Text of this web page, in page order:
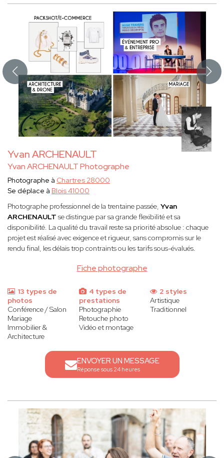
Yvan ARCHENAULT
Yvan ARCHENAULT Photographe
Fiche photographe
Photographe à Chartres 28000
Se déplace à Blois 41000
Photographe professionnel de la trentaine passée, Yvan
ARCHENAULT se distingue par sa grande flexibilité et sa
disponibilité. La qualité du travail reste sa priorité absolue : chaque
projet est réalisé avec exigence et rigueur, sans compromis sur le
rendu final, les délais trop contraints ou les tarifs sous-évalués.
13 types de
photos
Conférence / Salon
Mariage
Immobilier &
Architecture
4 types de
prestations
Photographie
Retouche photo
Vidéo et montage
2 styles
Artistique
Traditionnel
ENVOYER UN MESSAGE
Réponse sous 24 heures